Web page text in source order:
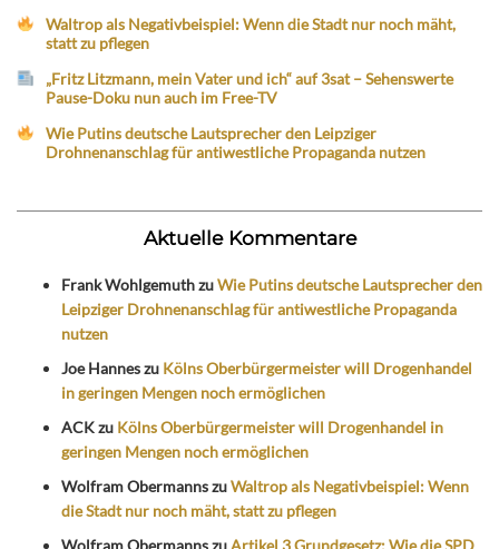
Waltrop als Negativbeispiel: Wenn die Stadt nur noch mäht,
statt zu pflegen
„Fritz Litzmann, mein Vater und ich“ auf 3sat – Sehenswerte
Pause-Doku nun auch im Free-TV
Wie Putins deutsche Lautsprecher den Leipziger
Drohnenanschlag für antiwestliche Propaganda nutzen
Aktuelle Kommentare
Frank WohlgemuthzuWie Putins deutsche Lautsprecher den
Leipziger Drohnenanschlag für antiwestliche Propaganda
nutzen
Joe Hanneszu Kölns Oberbürgermeister will Drogenhandel
in geringen Mengen noch ermöglichen
ACKzu Kölns Oberbürgermeister will Drogenhandel in
geringen Mengen noch ermöglichen
Wolfram ObermannszuWaltrop als Negativbeispiel: Wenn
die Stadt nur noch mäht, statt zu pflegen
Wolfram Obermannszu Artikel 3 Grundgesetz: Wie die SPD